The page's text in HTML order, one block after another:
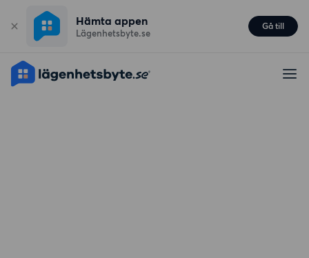
Hämta appen
Lägenhetsbyte.se
Gå till